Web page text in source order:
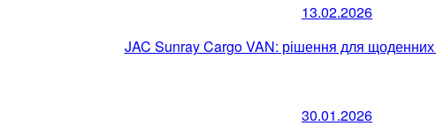
13.02.2026
JAC Sunray Cargo VAN: рішення для
30.01.2026